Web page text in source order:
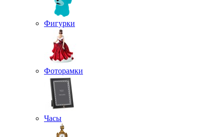
Фигурки
Фоторамки
Часы